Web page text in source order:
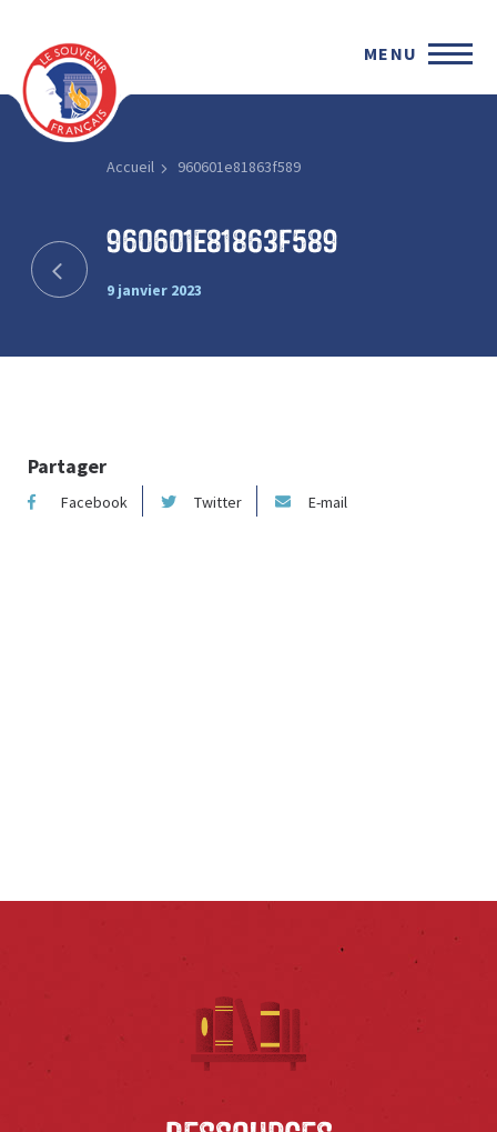
MENU
Accueil 960601e81863f589
960601e81863f589
9 janvier 2023
Partager
Facebook Twitter E-mail